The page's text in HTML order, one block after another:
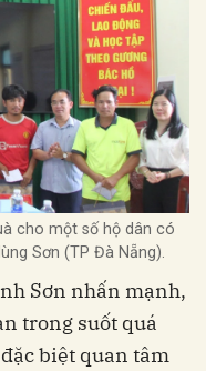
cho một số hộ dân có
Sơn (TP Đà Nẵng).
Sơn nhấn mạnh,
trong suốt quá
biệt quan tâm